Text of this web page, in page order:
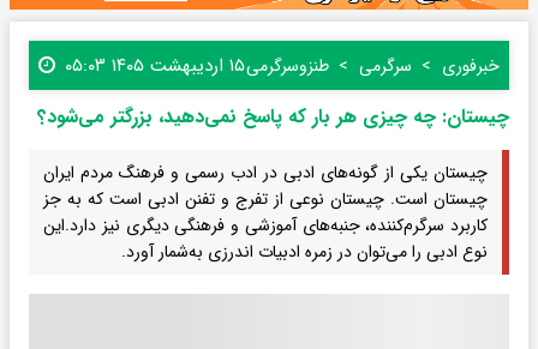
خبرفوری سرگرمی طنز‌و‌سرگرمی۱۵ اردیبهشت ۱۴۰۵ ۰۵:۰۳
چیستان: چه چیزی هر بار که پاسخ نمی‌دهید، بزرگتر می‌شود؟
چیستان یکی از گونه‌های ادبی در ادب رسمی و فرهنگ مردم ایران
چیستان است. چیستان نوعی از تفرج و تفنن ادبی است که به جز
کاربرد سرگرم‌کننده، جنبه‌های آموزشی و فرهنگی دیگری نیز دارد.این
نوع ادبی را می‌توان در زمره ادبیات اندرزی به‌شمار آورد.